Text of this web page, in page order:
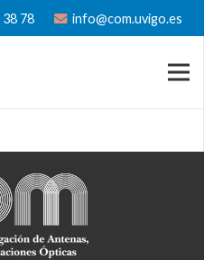
78 info@com.uvigo.es